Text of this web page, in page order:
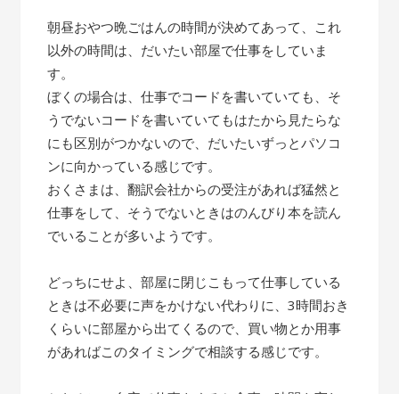
朝昼おやつ晩ごはんの時間が決めてあって、これ
以外の時間は、だいたい部屋で仕事をしていま
す。
ぼくの場合は、仕事でコードを書いていても、そ
うでないコードを書いていてもはたから見たらな
にも区別がつかないので、だいたいずっとパソコ
ンに向かっている感じです。
おくさまは、翻訳会社からの受注があれば猛然と
仕事をして、そうでないときはのんびり本を読ん
でいることが多いようです。
どっちにせよ、部屋に閉じこもって仕事している
ときは不必要に声をかけない代わりに、3時間おき
くらいに部屋から出てくるので、買い物とか用事
があればこのタイミングで相談する感じです。